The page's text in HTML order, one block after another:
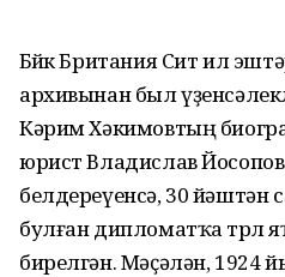
Бөйөк Британия Сит ил
архивынан был
Кәрим Хәкимовтың
юрист Владислав
белдереүенсә, 30 йәштән
булған дипломатҡа төрлө
бирелгән. Мәҫәлән, 1924